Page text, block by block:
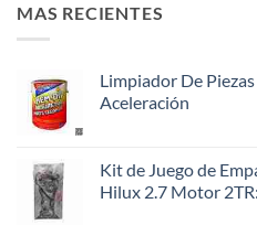
MAS RECIENTES
Limpiador De
Aceleración
Kit de Juego de
Hilux 2.7 Motor